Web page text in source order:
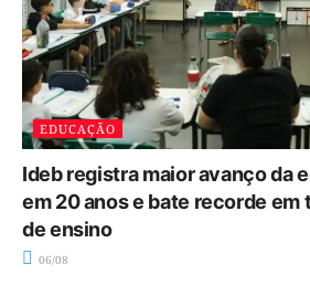
EDUCAÇÃO
Ideb registra maior avanço da
em 20 anos e bate recorde em
de ensino
06/08